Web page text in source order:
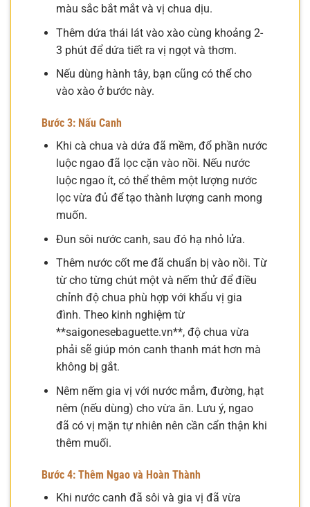
màu sắc bắt mắt và vị chua dịu.
Thêm dứa thái lát vào xào cùng khoảng 2-
3 phút để dứa tiết ra vị ngọt và thơm.
Nếu dùng hành tây, bạn cũng có thể cho
vào xào ở bước này.
Bước 3: Nấu Canh
Khi cà chua và dứa đã mềm, đổ phần nước
luộc ngao đã lọc cặn vào nồi. Nếu nước
luộc ngao ít, có thể thêm một lượng nước
lọc vừa đủ để tạo thành lượng canh mong
muốn.
Đun sôi nước canh, sau đó hạ nhỏ lửa.
Thêm nước cốt me đã chuẩn bị vào nồi. Từ
từ cho từng chút một và nếm thử để điều
chỉnh độ chua phù hợp với khẩu vị gia
đình. Theo kinh nghiệm từ
**saigonesebaguette.vn**, độ chua vừa
phải sẽ giúp món canh thanh mát hơn mà
không bị gắt.
Nêm nếm gia vị với nước mắm, đường, hạt
nêm (nếu dùng) cho vừa ăn. Lưu ý, ngao
đã có vị mặn tự nhiên nên cần cẩn thận khi
thêm muối.
Bước 4: Thêm Ngao và Hoàn Thành
Khi nước canh đã sôi và gia vị đã vừa